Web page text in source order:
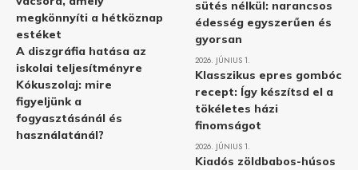
megkönnyíti a hétköznap
estéket
A diszgráfia hatása az
iskolai teljesítményre
Kókuszolaj: mire
figyeljünk a
fogyasztásánál és
használatánál?
sütés nélkül: narancsos
édesség egyszerűen és
gyorsan
2026. JÚNIUS 1.
Klasszikus epres gombóc
recept: Így készítsd el a
tökéletes házi
finomságot
2026. JÚNIUS 1.
Kiadós zöldbabos-húsos